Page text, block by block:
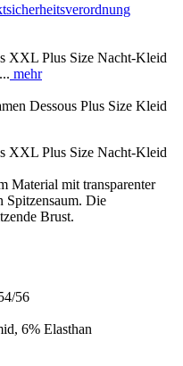
XXL Plus Size Nacht-Kleid
mehr
Dessous Plus Size Kleid
XXL Plus Size Nacht-Kleid
Material mit transparenter
Spitzensaum. Die
Brust.
56
6% Elasthan